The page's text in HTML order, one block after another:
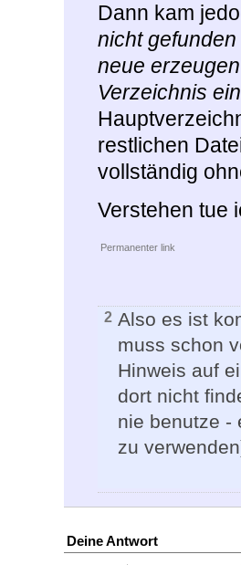
Dann kam
nicht
neue
Verzeichnis
restlichen
vollständig
Verstehen tue
Permanenter link
2 Also es ist
muss schon
Hinweis auf
dort nicht
nie benutze -
zu
Deine Antwort